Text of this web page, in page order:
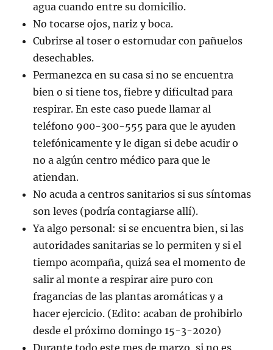
agua cuando entre su domicilio.
No tocarse ojos, nariz y boca.
Cubrirse al toser o estornudar con pañuelos
desechables.
Permanezca en su casa si no se encuentra
bien o si tiene tos, fiebre y dificultad para
respirar. En este caso puede llamar al
teléfono 900-300-555 para que le ayuden
telefónicamente y le digan si debe acudir o
no a algún centro médico para que le
atiendan.
No acuda a centros sanitarios si sus síntomas
son leves (podría contagiarse allí).
Ya algo personal: si se encuentra bien, si las
autoridades sanitarias se lo permiten y si el
tiempo acompaña, quizá sea el momento de
salir al monte a respirar aire puro con
fragancias de las plantas aromáticas y a
hacer ejercicio. (Edito: acaban de prohibirlo
desde el próximo domingo 15-3-2020)